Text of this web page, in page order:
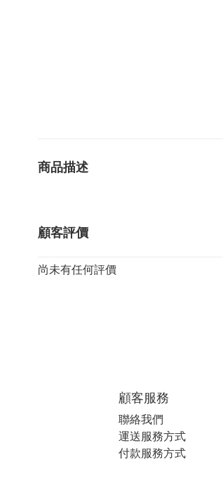
商品描述
顧客評價
尚未有任何評價
顧客服務
聯絡我們
運送服務方式
付款服務方式